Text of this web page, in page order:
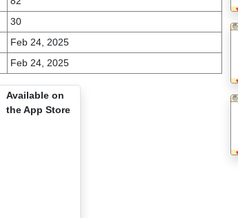
30
Feb 24, 2025
Feb 24, 2025
Available on
the App Store